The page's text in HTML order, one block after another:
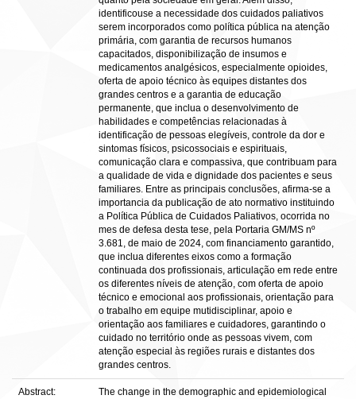
identificouse a necessidade dos cuidados paliativos
serem incorporados como política pública na atenção
primária, com garantia de recursos humanos
capacitados, disponibilização de insumos e
medicamentos analgésicos, especialmente opioides,
oferta de apoio técnico às equipes distantes dos
grandes centros e a garantia de educação
permanente, que inclua o desenvolvimento de
habilidades e competências relacionadas à
identificação de pessoas elegíveis, controle da dor e
sintomas físicos, psicossociais e espirituais,
comunicação clara e compassiva, que contribuam para
a qualidade de vida e dignidade dos pacientes e seus
familiares. Entre as principais conclusões, afirma-se a
importancia da publicação de ato normativo instituindo
a Política Pública de Cuidados Paliativos, ocorrida no
mes de defesa desta tese, pela Portaria GM/MS nº
3.681, de maio de 2024, com financiamento garantido,
que inclua diferentes eixos como a formação
continuada dos profissionais, articulação em rede entre
os diferentes níveis de atenção, com oferta de apoio
técnico e emocional aos profissionais, orientação para
o trabalho em equipe mutidisciplinar, apoio e
orientação aos familiares e cuidadores, garantindo o
cuidado no território onde as pessoas vivem, com
atenção especial às regiões rurais e distantes dos
grandes centros.
Abstract:
The change in the demographic and epidemiological